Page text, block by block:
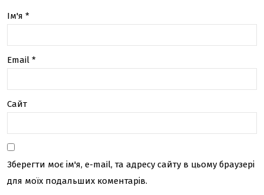
Ім'я *
Email *
Сайт
Зберегти моє ім'я, e-mail, та адресу сайту в цьому браузері
для моїх подальших коментарів.